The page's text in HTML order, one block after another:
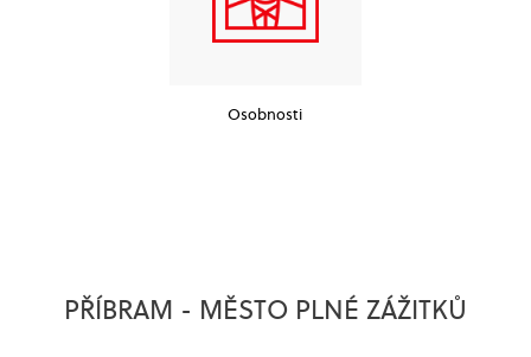
Osobnosti
PŘÍBRAM - MĚSTO PLNÉ ZÁŽITKŮ